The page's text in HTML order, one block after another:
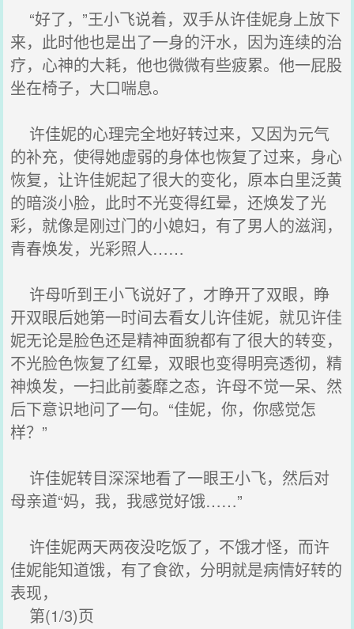
“好了，”王小飞说着，双手从许佳妮身上放下
来，此时他也是出了一身的汗水，因为连续的治
疗，心神的大耗，他也微微有些疲累。他一屁股
坐在椅子，大口喘息。
许佳妮的心理完全地好转过来，又因为元气
的补充，使得她虚弱的身体也恢复了过来，身心
恢复，让许佳妮起了很大的变化，原本白里泛黄
的暗淡小脸，此时不光变得红晕，还焕发了光
彩，就像是刚过门的小媳妇，有了男人的滋润，
青春焕发，光彩照人……
许母听到王小飞说好了，才睁开了双眼，睁
开双眼后她第一时间去看女儿许佳妮，就见许佳
妮无论是脸色还是精神面貌都有了很大的转变，
不光脸色恢复了红晕，双眼也变得明亮透彻，精
神焕发，一扫此前萎靡之态，许母不觉一呆、然
后下意识地问了一句。“佳妮，你，你感觉怎
样？”
许佳妮转目深深地看了一眼王小飞，然后对
母亲道“妈，我，我感觉好饿……”
许佳妮两天两夜没吃饭了，不饿才怪，而许
佳妮能知道饿，有了食欲，分明就是病情好转的
表现，
第(1/3)页